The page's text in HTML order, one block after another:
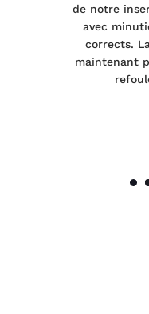
de notre
avec
corrects.
maintenant